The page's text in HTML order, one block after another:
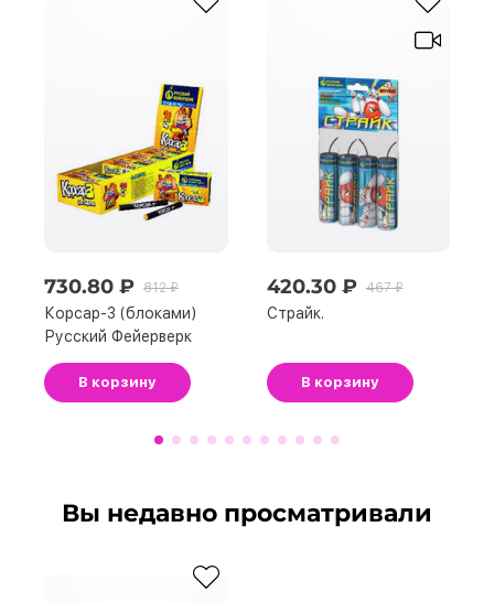
730.80 ₽ 812 ₽
Корсар-3 (блоками)
Русский Фейерверк
В корзину
420.30 ₽ 467 ₽
Страйк.
В корзину
Вы недавно просматривали